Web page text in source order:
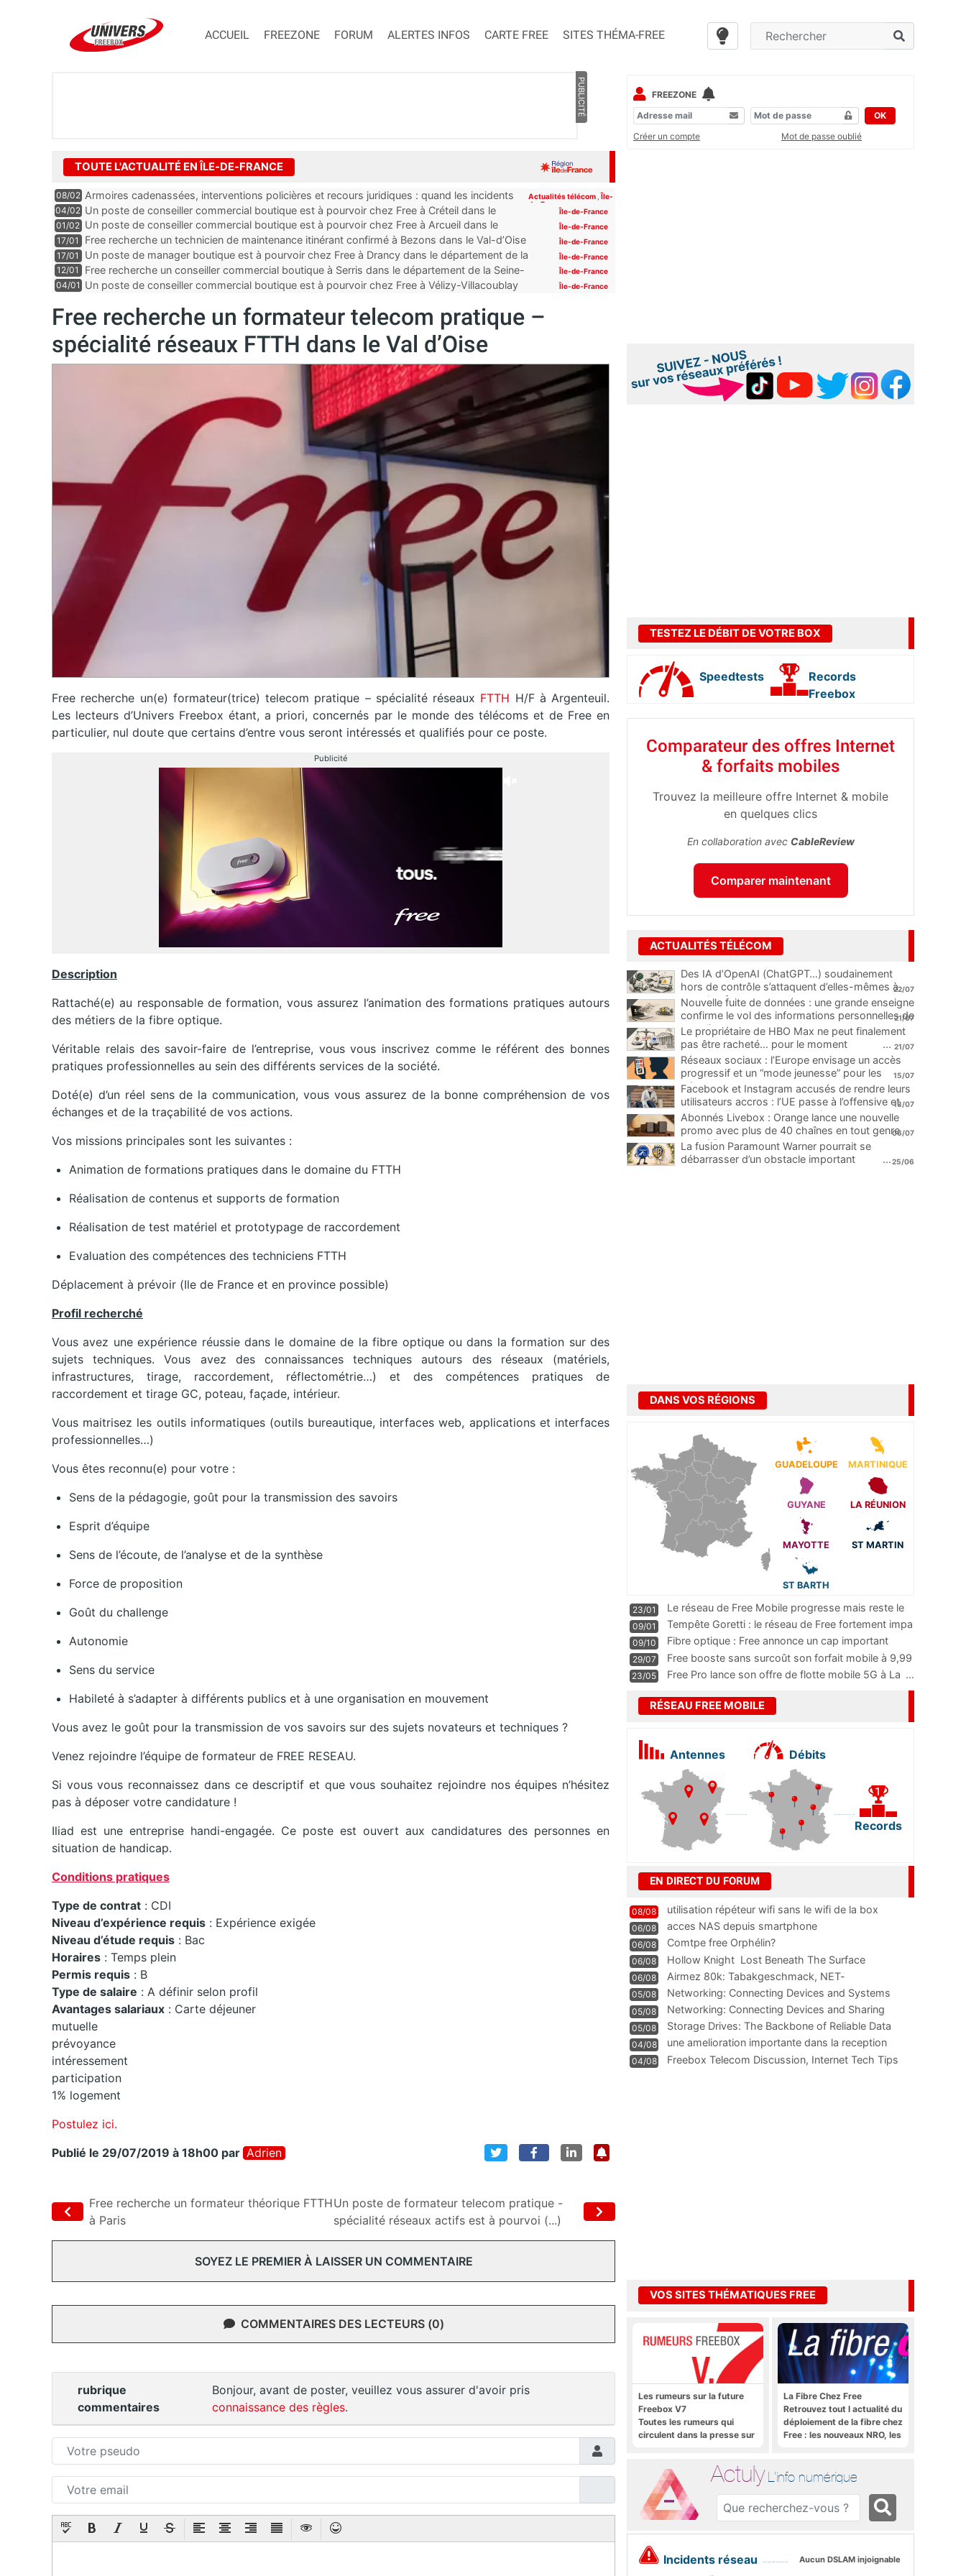
ACCUEIL FREEZONE FORUM ALERTES INFOS CARTE FREE SITES THÉMA-FREE
PUBLICITÉ
TOUTE L'ACTUALITÉ EN ÎLE-DE-FRANCE
08/02 Armoires cadenassées, interventions policières et recours juridiques : quand les incidents
de la fibre ne peuvent plus durer
Actualités télécom ,Île-
de-France
04/02 Un poste de conseiller commercial boutique est à pourvoir chez Free à Créteil dans le
département du Val-de-Marne
Île-de-France
01/02 Un poste de conseiller commercial boutique est à pourvoir chez Free à Arcueil dans le
département du Val-de-Marne
Île-de-France
17/01 Free recherche un technicien de maintenance itinérant confirmé à Bezons dans le Val-d’Oise Île-de-France
17/01
Un poste de manager boutique est à pourvoir chez Free à Drancy dans le département de la
Seine-Saint-Denis
Île-de-France
12/01
Free recherche un conseiller commercial boutique à Serris dans le département de la Seine-
et-Marne
Île-de-France
04/01 Un poste de conseiller commercial boutique est à pourvoir chez Free à Vélizy-Villacoublay
Île-de-France
Free recherche un formateur telecom pratique –
spécialité réseaux FTTH dans le Val d’Oise
Free recherche un(e) formateur(trice) telecom pratique – spécialité réseaux FTTH H/F à Argenteuil.
Les lecteurs d’Univers Freebox étant, a priori, concernés par le monde des télécoms et de Free en
particulier, nul doute que certains d’entre vous seront intéressés et qualifiés pour ce poste.
Publicité
Description
Rattaché(e) au responsable de formation, vous assurez l’animation des formations pratiques autours
des métiers de la fibre optique.
Véritable relais des savoir-faire de l’entreprise, vous vous inscrivez comme le référent des bonnes
pratiques professionnelles au sein des différents services de la société.
Doté(e) d’un réel sens de la communication, vous vous assurez de la bonne compréhension de vos
échanges et de la traçabilité de vos actions.
Vos missions principales sont les suivantes :
Animation de formations pratiques dans le domaine du FTTH
Réalisation de contenus et supports de formation
Réalisation de test matériel et prototypage de raccordement
Evaluation des compétences des techniciens FTTH
Déplacement à prévoir (Ile de France et en province possible)
Profil recherché
Vous avez une expérience réussie dans le domaine de la fibre optique ou dans la formation sur des
sujets techniques. Vous avez des connaissances techniques autours des réseaux (matériels,
infrastructures, tirage, raccordement, réflectométrie…) et des compétences pratiques de
raccordement et tirage GC, poteau, façade, intérieur.
Vous maitrisez les outils informatiques (outils bureautique, interfaces web, applications et interfaces
professionnelles…)
Vous êtes reconnu(e) pour votre :
Sens de la pédagogie, goût pour la transmission des savoirs
Esprit d’équipe
Sens de l’écoute, de l’analyse et de la synthèse
Force de proposition
Goût du challenge
Autonomie
Sens du service
Habileté à s’adapter à différents publics et à une organisation en mouvement
Vous avez le goût pour la transmission de vos savoirs sur des sujets novateurs et techniques ?
Venez rejoindre l’équipe de formateur de FREE RESEAU.
Si vous vous reconnaissez dans ce descriptif et que vous souhaitez rejoindre nos équipes n’hésitez
pas à déposer votre candidature !
Iliad est une entreprise handi-engagée. Ce poste est ouvert aux candidatures des personnes en
situation de handicap.
Conditions pratiques
Type de contrat : CDI
Niveau d’expérience requis : Expérience exigée
Niveau d’étude requis : Bac
Horaires : Temps plein
Permis requis : B
Type de salaire : A définir selon profil
Avantages salariaux : Carte déjeuner
mutuelle
prévoyance
intéressement
participation
1% logement
Postulez ici.
Publié le 29/07/2019 à 18h00 par Adrien
Free recherche un formateur théorique FTTH
à Paris
Un poste de formateur telecom pratique -
spécialité réseaux actifs est à pourvoi (...)
SOYEZ LE PREMIER À LAISSER UN COMMENTAIRE
COMMENTAIRES DES LECTEURS (0)
rubrique
commentaires
Bonjour, avant de poster, veuillez vous assurer d'avoir pris
connaissance des règles.
FREEZONE
OK
Créer un compte
Mot de passe oublié
TESTEZ LE DÉBIT DE VOTRE BOX
Speedtests
Records
Freebox
Comparateur des offres Internet
& forfaits mobiles
Trouvez la meilleure offre Internet & mobile
en quelques clics
En collaboration avec CableReview
Comparer maintenant
ACTUALITÉS TÉLÉCOM
Des IA d’OpenAI (ChatGPT…) soudainement
hors de contrôle s’attaquent d’elles-mêmes à
une plateforme
...
22/07
Nouvelle fuite de données : une grande enseigne
confirme le vol des informations personnelles de
ses clients
...
21/07
Le propriétaire de HBO Max ne peut finalement
pas être racheté… pour le moment
... 21/07
Réseaux sociaux : l’Europe envisage un accès
progressif et un “mode jeunesse” pour les
mineurs
...
15/07
Facebook et Instagram accusés de rendre leurs
utilisateurs accros : l’UE passe à l’offensive et
menace d’une amende record
...
13/07
Abonnés Livebox : Orange lance une nouvelle
promo avec plus de 40 chaînes en tout genre
pour 1€
06/07
La fusion Paramount Warner pourrait se
débarrasser d’un obstacle important
...25/06
DANS VOS RÉGIONS
GUADELOUPE MARTINIQUE
GUYANE LA RÉUNION
MAYOTTE ST MARTIN
ST BARTH
23/01
Le réseau de Free Mobile progresse mais reste le
m
...
09/01
Tempête Goretti : le réseau de Free fortement impa
09/10
Fibre optique : Free annonce un cap important
pass
...
29/07
Free booste sans surcoût son forfait mobile à 9,99
23/05 Free Pro lance son offre de flotte mobile 5G à La ...
RÉSEAU FREE MOBILE
Antennes Débits
Records
EN DIRECT DU FORUM
08/08 utilisation répéteur wifi sans le wifi de la box
06/08 acces NAS depuis smartphone
06/08 Comtpe free Orphélin?
06/08 Hollow Knight  Lost Beneath The Surface
06/08
Airmez 80k: Tabakgeschmack, NET-
Technologie und Leistung im
05/08 Networking: Connecting Devices and Systems
05/08
Networking: Connecting Devices and Sharing
Information
05/08
Storage Drives: The Backbone of Reliable Data
Management
04/08
une amelioration importante dans la reception
WIFI
04/08
Freebox Telecom Discussion, Internet Tech Tips
VOS SITES THÉMATIQUES FREE
Les rumeurs sur la future
Freebox V7
Toutes les rumeurs qui
circulent dans la presse sur
La Fibre Chez Free
Retrouvez tout l actualité du
déploiement de la fibre chez
Free : les nouveaux NRO, les
Actuly L'info numérique
Incidents réseau Aucun DSLAM injoignable